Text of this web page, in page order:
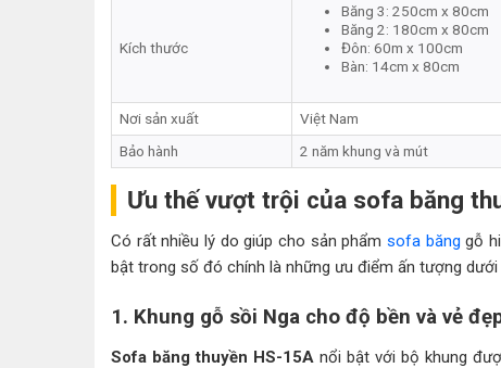
Kích thước
Băng 3: 250cm x 80cm
Băng 2: 180cm x 80cm
Đôn: 60m x 100cm
Bàn: 14cm x 80cm
Nơi sản xuất
Việt Nam
Bảo hành
2 năm khung và mút
Ưu thế vượt trội của sofa băng
Có rất nhiều lý do giúp cho sản phẩmsofa băng gỗ
bật trong số đó chính là những ưu điểm ấn tượng dưới
1. Khung gỗ sồi Nga cho độ bền và vẻ
Sofa băng thuyền HS-15Anổi bật với bộ khung